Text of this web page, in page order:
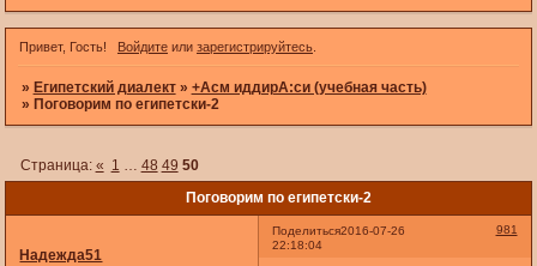
Привет, Гость! Войдитеили зарегистрируйтесь.
» Египетский диалект » +Асм иддирА:си (учебная часть)
» Поговорим по египетски-2
Поговорим по египетски-2
Страница: « 1 48 49 50
Поделиться 981
2016-07-26
22:18:04
Надежда51